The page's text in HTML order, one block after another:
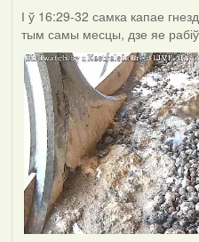
І ў 16:29-32 самка капае
тым самы месцы, дзе яе